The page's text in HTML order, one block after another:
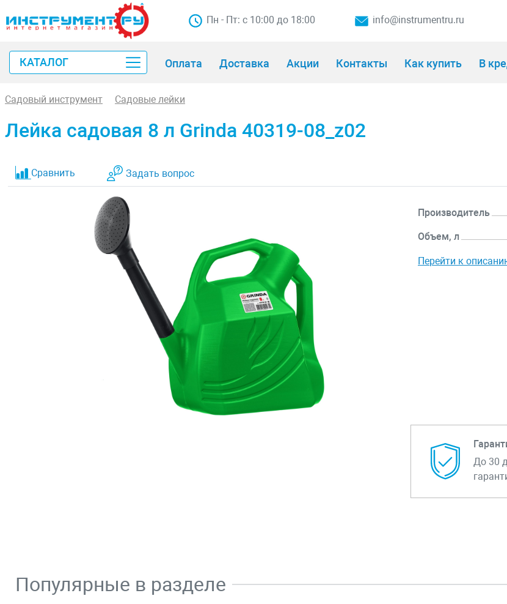
Пн - Пт: с 10:00 до 18:00 info@instrumentru.ru
КАТАЛОГ Оплата Доставка Акции Контакты Как купить В
Садовый инструмент Садовые лейки
Лейка садовая 8 л Grinda 40319-08_z02
Сравнить Задать вопрос
Производитель
Объем, л
Перейти к
До 30
Популярные в разделе